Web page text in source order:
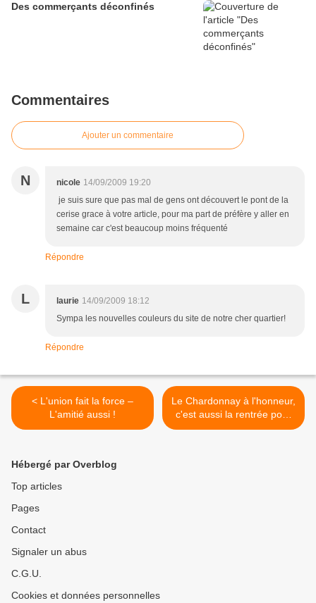
Des commerçants déconfinés
Commentaires
Ajouter un commentaire
N nicole 14/09/2009 19:20
je suis sure que pas mal de gens ont découvert le pont de la
cerise grace à votre article, pour ma part de préfère y aller en
semaine car c'est beaucoup moins fréquenté
Répondre
L laurie 14/09/2009 18:12
Sympa les nouvelles couleurs du site de notre cher quartier!
Répondre
< L'union fait la force –
L'amitié aussi !
Le Chardonnay à l'honneur,
c'est aussi la rentrée pour
les soirées dégustation >
Hébergé par Overblog
Top articles
Pages
Contact
Signaler un abus
C.G.U.
Cookies et données personnelles